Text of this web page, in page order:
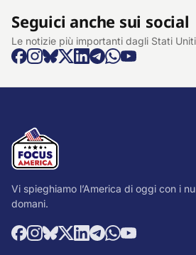
Seguici anche sui social
Le notizie più importanti dagli Stati
Vi spieghiamo l’America di oggi con i
domani.